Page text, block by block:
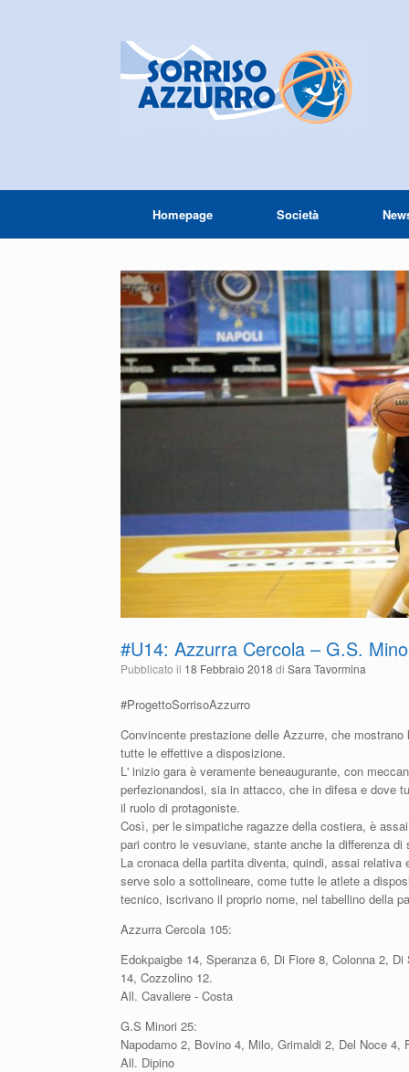
Homepage Società
#U14: Azzurra Cercola – G.S.
Pubblicato il 18 Febbraio 2018 di Sara Tavormina
#ProgettoSorrisoAzzurro
Convincente prestazione delle Azzurre, che
tutte le effettive a disposizione.
L' inizio gara è veramente beneaugurante, con
perfezionandosi, sia in attacco, che in difesa e dove
il ruolo di protagoniste.
Così, per le simpatiche ragazze della costiera, è
pari contro le vesuviane, stante anche la differenza
La cronaca della partita diventa, quindi, assai relativa
serve solo a sottolineare, come tutte le atlete a
tecnico, iscrivano il proprio nome, nel tabellino della
Azzurra Cercola 105:
Edokpaigbe 14, Speranza 6, Di Fiore 8, Colonna 2,
14, Cozzolino 12.
All. Cavaliere - Costa
G.S Minori 25:
Napodamo 2, Bovino 4, Milo, Grimaldi 2, Del Noce 4,
All. Dipino